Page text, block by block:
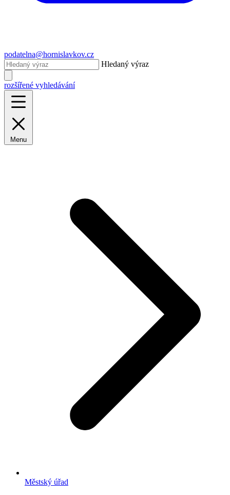
podatelna@hornislavkov.cz
Hledaný výraz
rozšířené vyhledávání
Menu
Městský úřad